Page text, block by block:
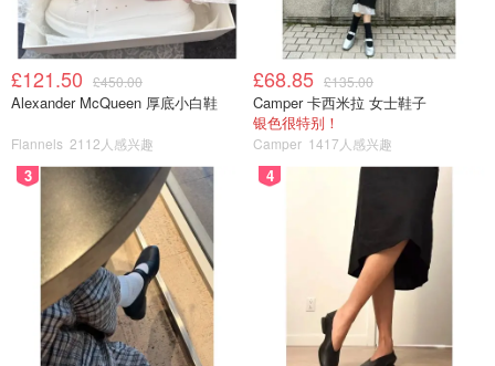
这本书是教1到12 的数学，是小朋友学基础知识，我觉的很
好。我家宝贝也好喜欢。都不用催自己会去写。想和大家推
荐一下，初学入门的宝贝必学秘技
£121.50 £450.00
Alexander McQueen 厚底小白鞋
Flannels 2112人感兴趣
£68.85 £135.00
Camper 卡西米拉 女士鞋子
银色很特别！
Camper 1417人感兴趣
3 4